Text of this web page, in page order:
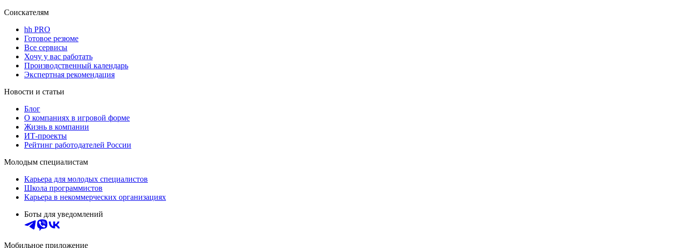
Соискателям
hh PRO
Готовое резюме
Все сервисы
Хочу у вас работать
Производственный календарь
Экспертная рекомендация
Новости и статьи
Блог
О компаниях в игровой форме
Жизнь в компании
ИТ-проекты
Рейтинг работодателей России
Молодым специалистам
Карьера для молодых специалистов
Школа программистов
Карьера в некоммерческих организациях
Боты для уведомлений
Мобильное приложение